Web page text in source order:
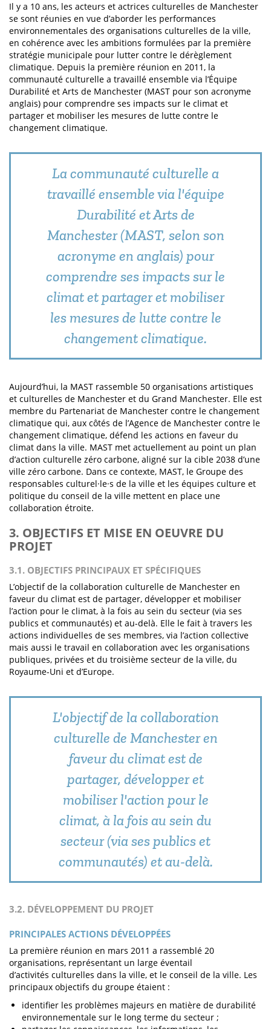
Il y a 10 ans, les acteurs et actrices culturelles de Manchester
se sont réunies en vue d’aborder les performances
environnementales des organisations culturelles de la ville,
en cohérence avec les ambitions formulées par la première
stratégie municipale pour lutter contre le dérèglement
climatique. Depuis la première réunion en 2011, la
communauté culturelle a travaillé ensemble via l’Équipe
Durabilité et Arts de Manchester (MAST pour son acronyme
anglais) pour comprendre ses impacts sur le climat et
partager et mobiliser les mesures de lutte contre le
changement climatique.
La communauté culturelle a
travaillé ensemble via l'équipe
Durabilité et Arts de
Manchester (MAST, selon son
acronyme en anglais) pour
comprendre ses impacts sur le
climat et partager et mobiliser
les mesures de lutte contre le
changement climatique.
Aujourd’hui, la MAST rassemble 50 organisations artistiques
et culturelles de Manchester et du Grand Manchester. Elle est
membre du Partenariat de Manchester contre le changement
climatique qui, aux côtés de l’Agence de Manchester contre le
changement climatique, défend les actions en faveur du
climat dans la ville. MAST met actuellement au point un plan
d’action culturelle zéro carbone, aligné sur la cible 2038 d’une
ville zéro carbone. Dans ce contexte, MAST, le Groupe des
responsables culturel·le·s de la ville et les équipes culture et
politique du conseil de la ville mettent en place une
collaboration étroite.
3. OBJECTIFS ET MISE EN OEUVRE DU
PROJET
3.1. OBJECTIFS PRINCIPAUX ET SPÉCIFIQUES
L’objectif de la collaboration culturelle de Manchester en
faveur du climat est de partager, développer et mobiliser
l’action pour le climat, à la fois au sein du secteur (via ses
publics et communautés) et au-delà. Elle le fait à travers les
actions individuelles de ses membres, via l’action collective
mais aussi le travail en collaboration avec les organisations
publiques, privées et du troisième secteur de la ville, du
Royaume-Uni et d’Europe.
L'objectif de la collaboration
culturelle de Manchester en
faveur du climat est de
partager, développer et
mobiliser l'action pour le
climat, à la fois au sein du
secteur (via ses publics et
communautés) et au-delà.
3.2. DÉVELOPPEMENT DU PROJET
PRINCIPALES ACTIONS DÉVELOPPÉES
La première réunion en mars 2011 a rassemblé 20
organisations, représentant un large éventail
d’activités culturelles dans la ville, et le conseil de la ville. Les
principaux objectifs du groupe étaient :
identifier les problèmes majeurs en matière de durabilité
environnementale sur le long terme du secteur ;